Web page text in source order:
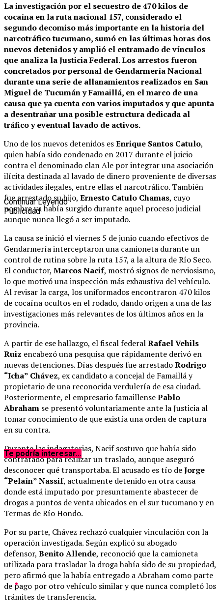
La investigación por el secuestro de 470 kilos de
cocaína en la ruta nacional 157, considerado el
segundo decomiso más importante en la historia del
narcotráfico tucumano, sumó en las últimas horas dos
nuevos detenidos y amplió el entramado de vínculos
que analiza la Justicia Federal. Los arrestos fueron
concretados por personal de Gendarmería Nacional
durante una serie de allanamientos realizados en San
Miguel de Tucumán y Famaillá, en el marco de una
causa que ya cuenta con varios imputados y que apunta
a desentrañar una posible estructura dedicada al
tráfico y eventual lavado de activos.
Uno de los nuevos detenidos esEnrique Santos Catulo,
quien había sido condenado en 2017 durante el juicio
contra el denominado clan Ale por integrar una asociación
ilícita destinada al lavado de dinero proveniente de diversas
actividades ilegales, entre ellas el narcotráfico. También
fue arrestado su hijo, Ernesto Catulo Chamas, cuyo
nombre ya había surgido durante aquel proceso judicial
aunque nunca llegó a ser imputado.
La causa se inició el viernes 5 de junio cuando efectivos de
Gendarmería interceptaron una camioneta durante un
control de rutina sobre la ruta 157, a la altura de Río Seco.
El conductor, Marcos Nacif, mostró signos de nerviosismo,
lo que motivó una inspección más exhaustiva del vehículo.
Al revisar la carga, los uniformados encontraron 470 kilos
de cocaína ocultos en el rodado, dando origen a una de las
investigaciones más relevantes de los últimos años en la
provincia.
A partir de ese hallazgo, el fiscal federalRafael Vehils
Ruiz encabezó una pesquisa que rápidamente derivó en
nuevas detenciones. Días después fue arrestadoRodrigo
“Icha” Chávez, ex candidato a concejal de Famaillá y
propietario de una reconocida verdulería de esa ciudad.
Posteriormente, el empresario famaillensePablo
Abraham se presentó voluntariamente ante la Justicia al
tomar conocimiento de que existía una orden de captura
en su contra.
Durante las indagatorias, Nacif sostuvo que había sido
contratado para realizar un traslado, aunque aseguró
desconocer qué transportaba. El acusado es tío deJorge
“Pelaín” Nassif, actualmente detenido en otra causa
donde está imputado por presuntamente abastecer de
drogas a puntos de venta ubicados en el sur tucumano y en
Termas de Río Hondo.
Por su parte, Chávez rechazó cualquier vinculación con la
operación investigada. Según explicó su abogado
defensor, Benito Allende, reconoció que la camioneta
utilizada para trasladar la droga había sido de su propiedad,
pero afirmó que la había entregado a Abraham como parte
de pago por otro vehículo similar y que nunca completó los
trámites de transferencia.
Continuar Leyendo
Publicidad
Te podría interesar...